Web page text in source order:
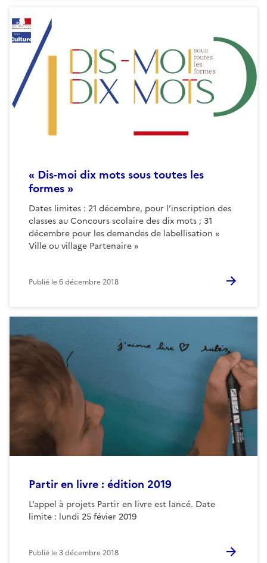
« Dis-moi dix mots sous toutes les
formes »
Dates limites : 21 décembre, pour l’inscription des
classes au Concours scolaire des dix mots ; 31
décembre pour les demandes de labellisation «
Ville ou village Partenaire »
Publié le6 décembre 2018
Partir en livre : édition 2019
L’appel à projets Partir en livre est lancé. Date
limite : lundi 25 févier 2019
Publié le3 décembre 2018